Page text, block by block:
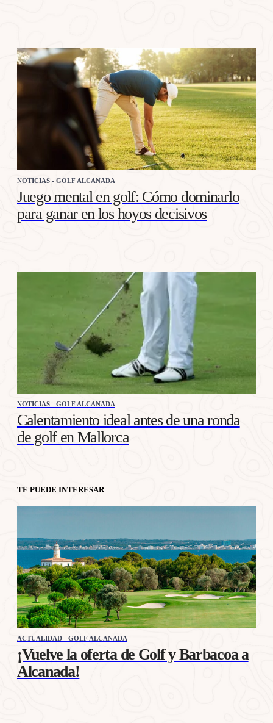
NOTICIAS - GOLF ALCANADA
Juego mental en golf: Cómo dominarlo
para ganar en los hoyos decisivos
NOTICIAS - GOLF ALCANADA
Calentamiento ideal antes de una ronda
de golf en Mallorca
TE PUEDE INTERESAR
ACTUALIDAD - GOLF ALCANADA
¡Vuelve la oferta de Golf y Barbacoa a
Alcanada!